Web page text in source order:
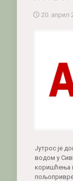
20. април
Јутрос је
водом у
коришћења